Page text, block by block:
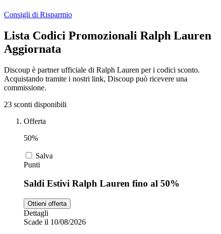
Samsung
Fineco
Zooplus
Privé by
adidas
Profumi
Trasporti
Salute e
Scarpe
Consigli di Risparmio
Lista Codici Promozionali Ralph Lauren
Aggiornata
Discoup è partner ufficiale di Ralph Lauren per i codici sconto.
Acquistando tramite i nostri link, Discoup può ricevere una
commissione.
23 sconti disponibili
Offerta
50%
Salva
Punti
Saldi Estivi Ralph Lauren fino al 50%
Ottieni offerta
Dettagli
Scade il 10/08/2026